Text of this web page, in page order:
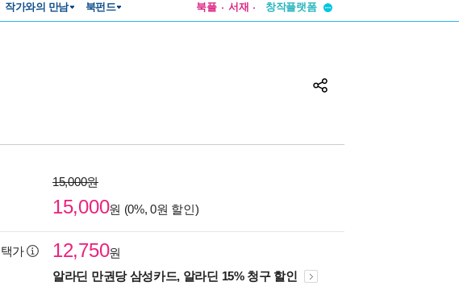
작가와의 만남 북펀드 북플 서재
창작플랫폼
15,000원
15,000원 (0%, 0원 할인)
택가 12,750원
알라딘 만권당 삼성카드, 알라딘 15% 청구 할인